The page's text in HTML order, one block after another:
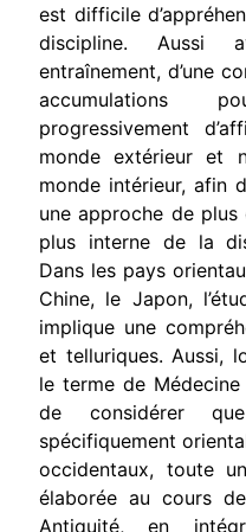
est difficile
discipline. Aussi
entraînement, d’une
accumulations
progressivement
monde extérieur et
monde intérieur, afin
une approche de
plus interne de la
Dans les pays
Chine, le Japon,
implique une
et telluriques. Aussi,
le terme de
de considérer
spécifiquement
occidentaux, toute
élaborée au cours
Antiquité, en